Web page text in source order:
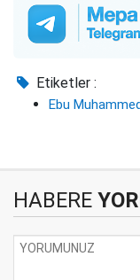
Etiketler :
Ebu
HABERE